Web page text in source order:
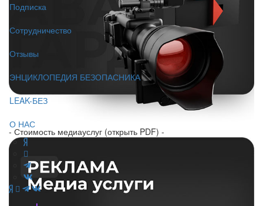
Подписка
Сотрудничество
Отзывы
ЭНЦИКЛОПЕДИЯ БЕЗОПАСНИКА
LEAK-БЕЗ
О НАС
- Стоимость медиауслуг (открыть PDF) -